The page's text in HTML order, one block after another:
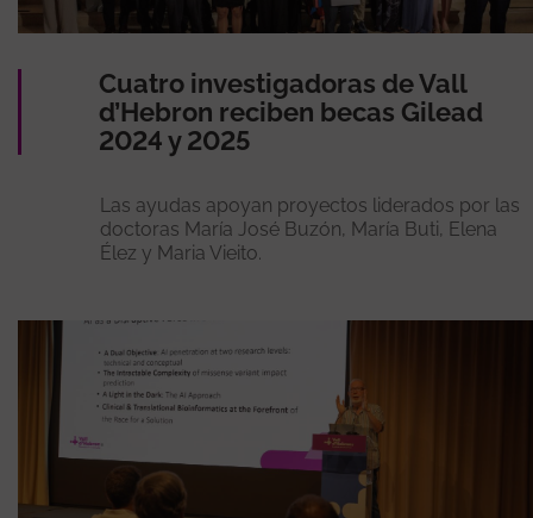
Cuatro investigadoras de Vall
d’Hebron reciben becas Gilead
2024 y 2025
Las ayudas apoyan proyectos liderados por las
doctoras María José Buzón, María Buti, Elena
Élez y Maria Vieito.